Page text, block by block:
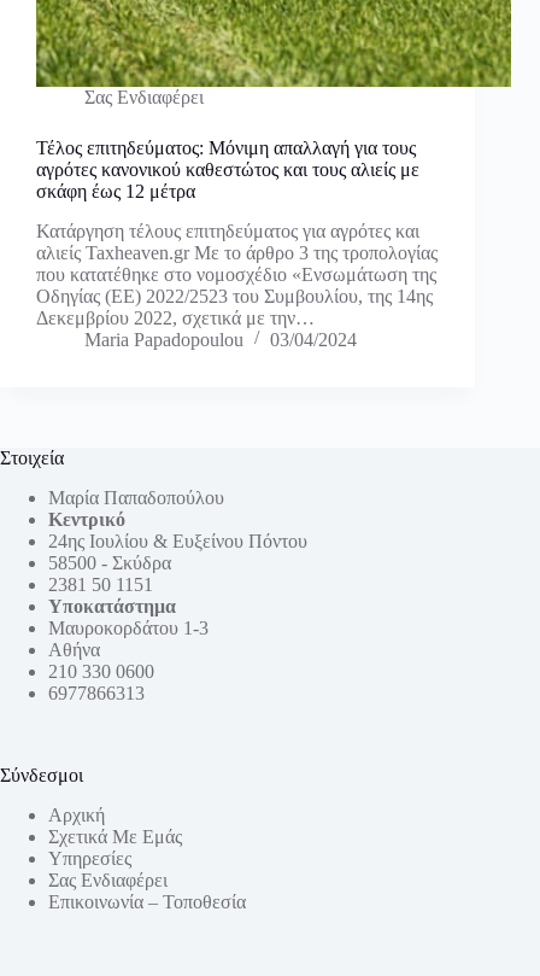
Σας Ενδιαφέρει
Τέλος επιτηδεύματος: Μόνιμη απαλλαγή για τους
αγρότες κανονικού καθεστώτος και τους αλιείς με
σκάφη έως 12 μέτρα
Κατάργηση τέλους επιτηδεύματος για αγρότες και
αλιείς Taxheaven.gr Με το άρθρο 3 της τροπολογίας
που κατατέθηκε στο νομοσχέδιο «Ενσωμάτωση της
Οδηγίας (ΕΕ) 2022/2523 του Συμβουλίου, της 14ης
Δεκεμβρίου 2022, σχετικά με την…
Maria Papadopoulou
03/04/2024
Στοιχεία
Μαρία Παπαδοπούλου
Κεντρικό
24ης Ιουλίου & Ευξείνου Πόντου
58500 - Σκύδρα
2381 50 1151
Υποκατάστημα
Μαυροκορδάτου 1-3
Αθήνα
210 330 0600
6977866313
Σύνδεσμοι
Αρχική
Σχετικά Με Εμάς
Υπηρεσίες
Σας Ενδιαφέρει
Επικοινωνία – Τοποθεσία